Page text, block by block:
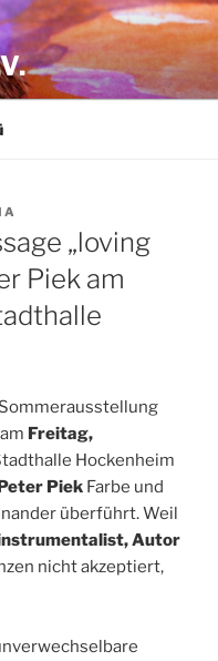
„loving
Piek am
Freitag,
Hockenheim
Piek Farbe und
überführt. Weil
Autor
nicht akzeptiert,